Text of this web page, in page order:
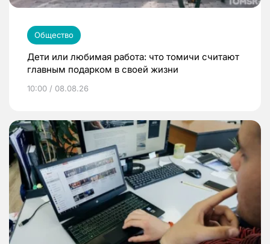
Общество
Дети или любимая работа: что томичи считают
главным подарком в своей жизни
10:00 / 08.08.26